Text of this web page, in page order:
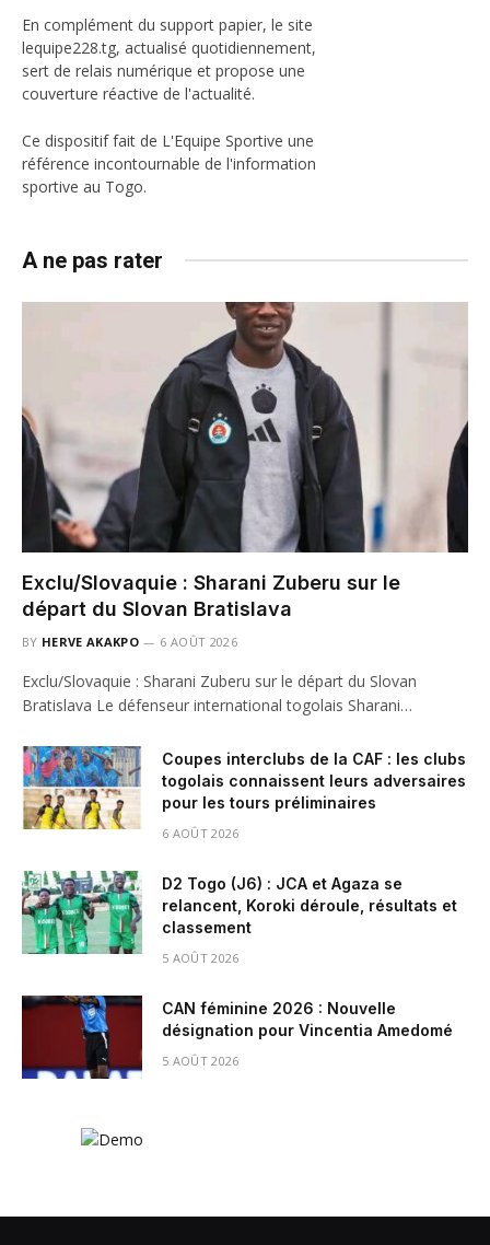
En complément du support papier, le site
lequipe228.tg, actualisé quotidiennement,
sert de relais numérique et propose une
couverture réactive de l'actualité.
Ce dispositif fait de L'Equipe Sportive une
référence incontournable de l'information
sportive au Togo.
A ne pas rater
Exclu/Slovaquie : Sharani Zuberu sur le
départ du Slovan Bratislava
BY HERVE AKAKPO 6 AOÛT 2026
Exclu/Slovaquie : Sharani Zuberu sur le départ du Slovan
Bratislava Le défenseur international togolais Sharani…
Coupes interclubs de la CAF : les clubs
togolais connaissent leurs adversaires
pour les tours préliminaires
6 AOÛT 2026
D2 Togo (J6) : JCA et Agaza se
relancent, Koroki déroule, résultats et
classement
5 AOÛT 2026
CAN féminine 2026 : Nouvelle
désignation pour Vincentia Amedomé
5 AOÛT 2026